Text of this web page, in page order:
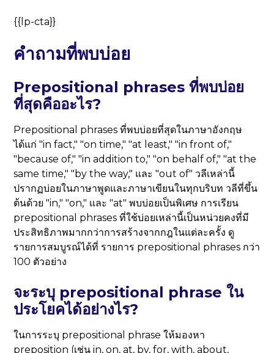
{{lp-cta}}
คำถามที่พบบ่อย
Prepositional phrases ที่พบบ่อย
ที่สุดคืออะไร?
Prepositional phrases ที่พบบ่อยที่สุดในภาษาอังกฤษ
ได้แก่ "in fact," "on time," "at least," "in front of,"
"because of," "in addition to," "on behalf of," "at the
same time," "by the way," และ "out of" วลีเหล่านี้
ปรากฏบ่อยในภาษาพูดและภาษาเขียนในทุกบริบท วลีที่ขึ้น
ต้นด้วย "in," "on," และ "at" พบบ่อยเป็นพิเศษ การเรียน
prepositional phrases ที่ใช้บ่อยเหล่านี้เป็นหน่วยคงที่มี
ประสิทธิภาพมากกว่าการสร้างจากกฎในแต่ละครั้ง ดู
รายการสมบูรณ์ได้ที่ รายการ prepositional phrases กว่า
100 ตัวอย่าง
จะระบุ prepositional phrase ใน
ประโยคได้อย่างไร?
ในการระบุ prepositional phrase ให้มองหา
preposition (เช่น in, on, at, by, for, with, about,